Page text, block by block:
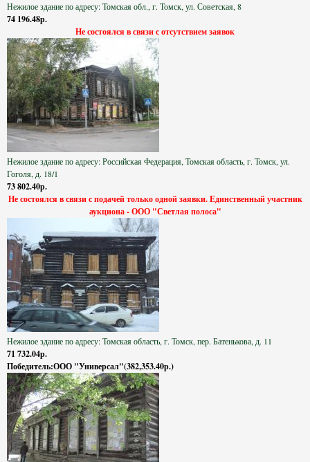
Нежилое здание по адресу: Томская обл., г. Томск, ул. Советская, 8
74 196.48р.
Не состоялся в связи с отсутствием заявок
Нежилое здание по адресу: Российская Федерация, Томская область, г. Томск, ул.
Гоголя, д. 18/1
73 802.40р.
Не состоялся в связи с подачей только одной заявки. Единственный участник
аукциона - ООО "Светлая полоса"
Нежилое здание по адресу: Томская область, г. Томск, пер. Батенькова, д. 11
71 732.04р.
Победитель:ООО "Универсал"(382,353.40р.)